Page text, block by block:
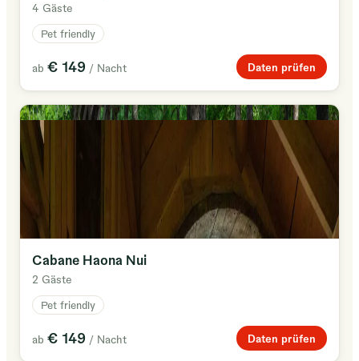
4 Gäste
Pet friendly
ab € 149 / Nacht Daten prüfen
Cabane Haona Nui
2 Gäste
Pet friendly
ab € 149 / Nacht Daten prüfen